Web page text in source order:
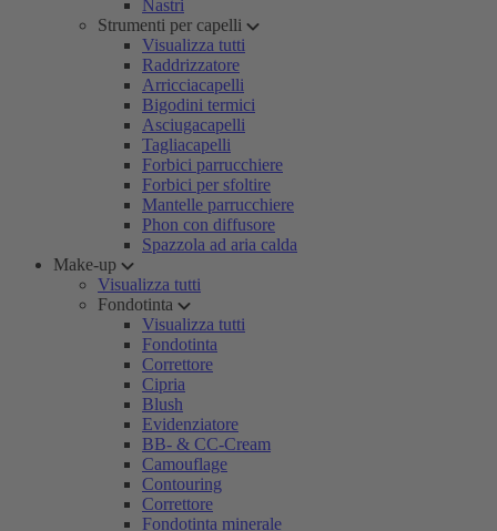
Nastri
Strumenti per capelli
Visualizza tutti
Raddrizzatore
Arricciacapelli
Bigodini termici
Asciugacapelli
Tagliacapelli
Forbici parrucchiere
Forbici per sfoltire
Mantelle parrucchiere
Phon con diffusore
Spazzola ad aria calda
Make-up
Visualizza tutti
Fondotinta
Visualizza tutti
Fondotinta
Correttore
Cipria
Blush
Evidenziatore
BB- & CC-Cream
Camouflage
Contouring
Correttore
Fondotinta minerale